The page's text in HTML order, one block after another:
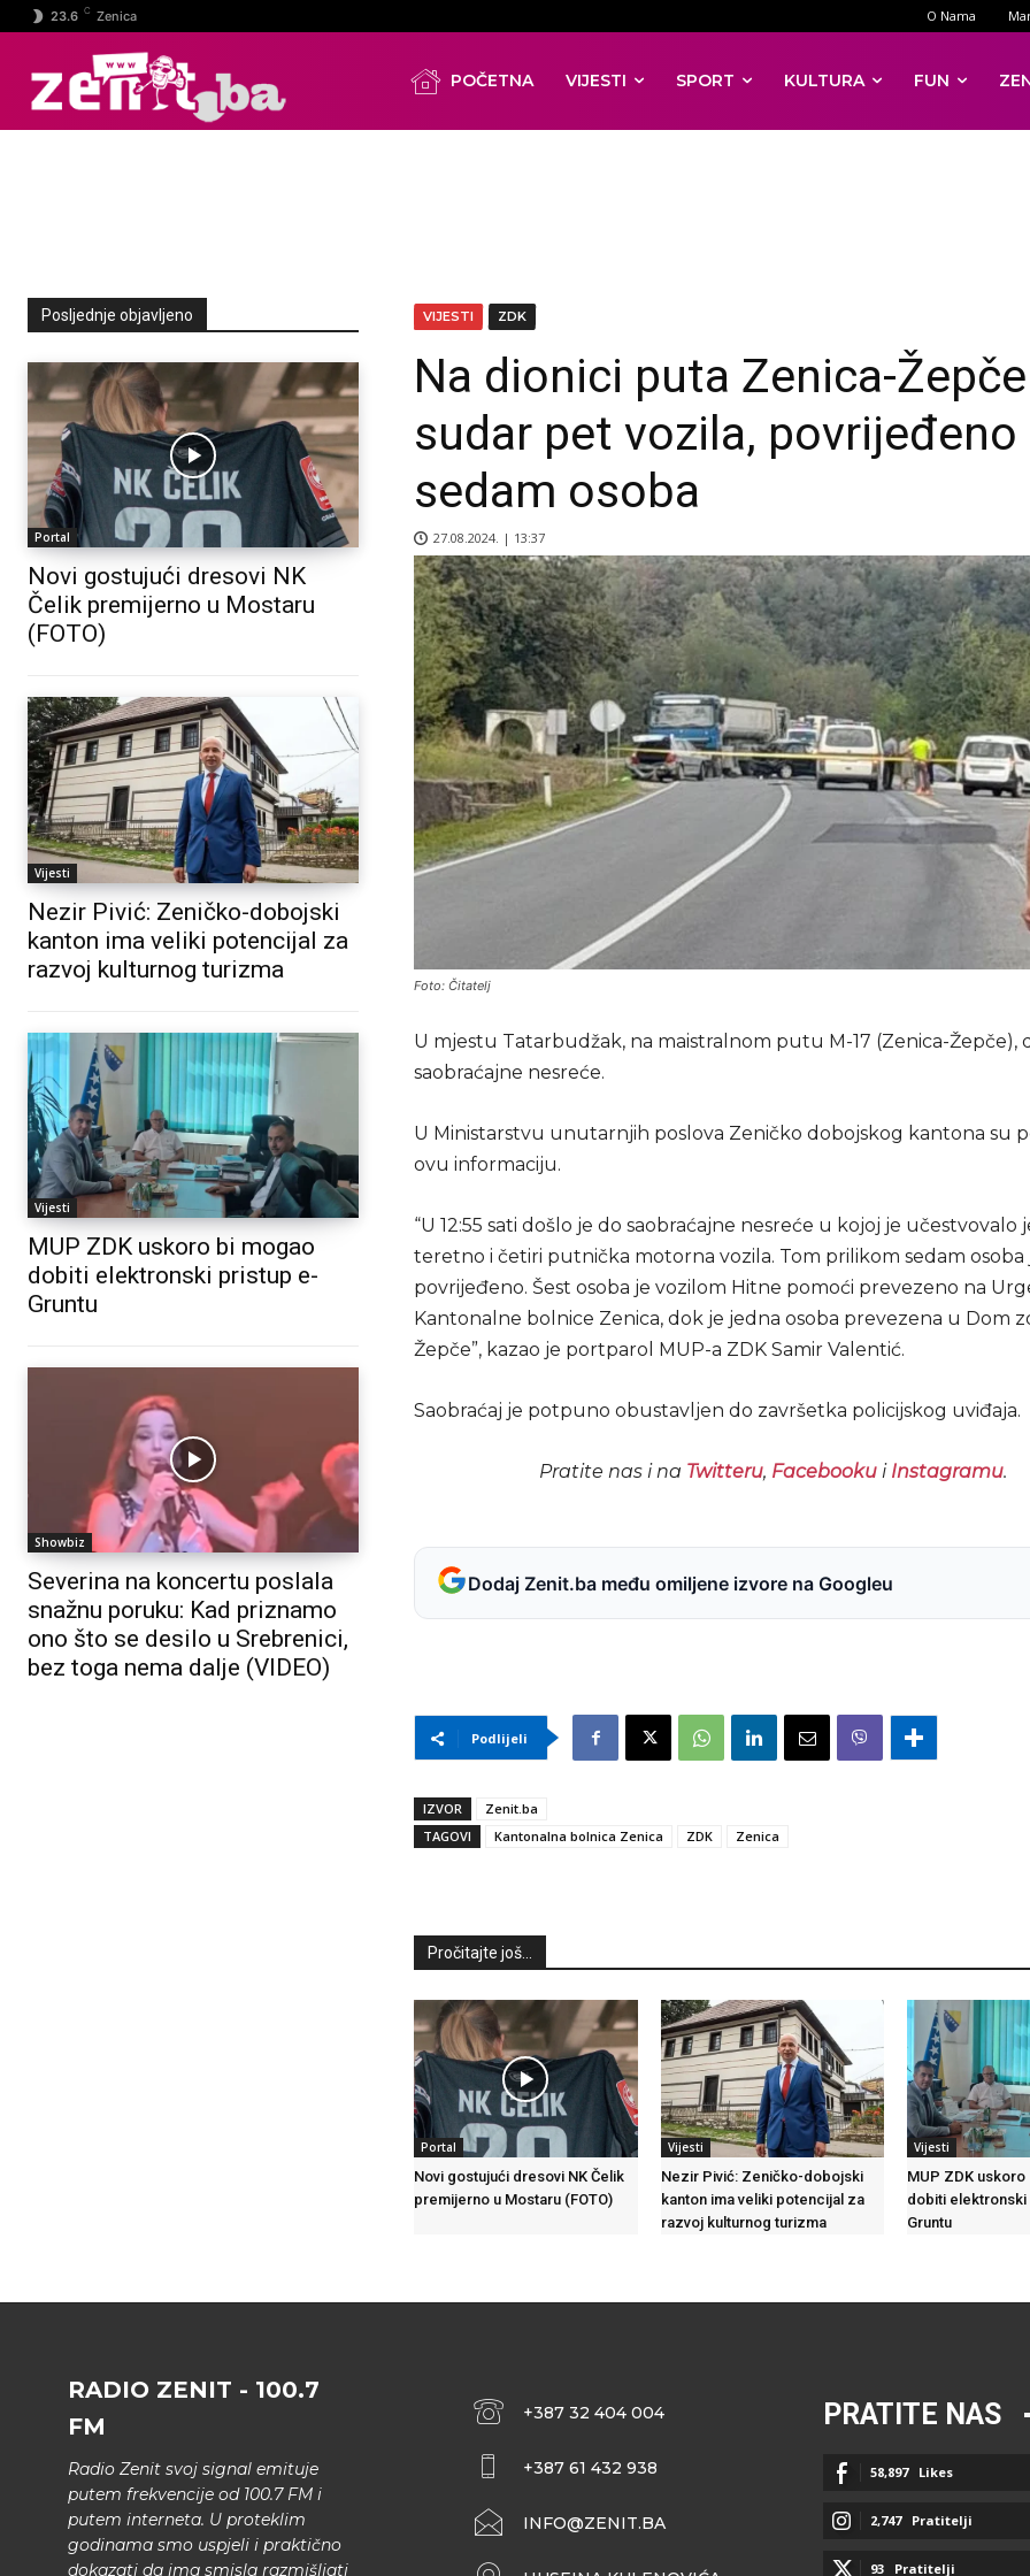
23.6 C Zenica O Nama
POČETNA VIJESTI SPORT KULTURA FUN
Posljednje objavljeno
Portal
Novi gostujući dresovi NK
Čelik premijerno u Mostaru
(FOTO)
Vijesti
Nezir Pivić: Zeničko-dobojski
kanton ima veliki potencijal za
razvoj kulturnog turizma
Vijesti
MUP ZDK uskoro bi mogao
dobiti elektronski pristup e-
Gruntu
Showbiz
Severina na koncertu poslala
snažnu poruku: Kad priznamo
ono što se desilo u Srebrenici,
bez toga nema dalje (VIDEO)
VIJESTI ZDK
Na dionici puta Zenica-Žepče
sudar pet vozila, povrijeđeno
sedam osoba
27.08.2024. | 13:37
Foto: Čitatelj
U mjestu Tatarbudžak, na maistralnom putu M-17 (Zenica-Žepče),
saobraćajne nesreće.
U Ministarstvu unutarnjih poslova Zeničko dobojskog kantona su
ovu informaciju.
“U 12:55 sati došlo je do saobraćajne nesreće u kojoj je učestvovalo
teretno i četiri putnička motorna vozila. Tom prilikom sedam osoba
povrijeđeno. Šest osoba je vozilom Hitne pomoći prevezeno na
Kantonalne bolnice Zenica, dok je jedna osoba prevezena u Dom
Žepče”, kazao je portparol MUP-a ZDK Samir Valentić.
Saobraćaj je potpuno obustavljen do završetka policijskog uviđaja.
Pratite nas i na Twitteru, Facebookui Instagramu.
Dodaj Zenit.ba među omiljene izvore na Googleu
Podlijeli
IZVOR
Zenit.ba
TAGOVI
Kantonalna bolnica Zenica ZDK Zenica
Pročitajte još...
Portal
Novi gostujući dresovi NK Čelik
premijerno u Mostaru (FOTO)
Vijesti
Nezir Pivić: Zeničko-dobojski
kanton ima veliki potencijal za
razvoj kulturnog turizma
Vijesti
MUP ZDK
dobiti
Gruntu
RADIO ZENIT - 100.7
FM
Radio Zenit svoj signal emituje
putem frekvencije od 100.7 FM i
putem interneta. U proteklim
godinama smo uspjeli i praktično
dokazati da ima smisla razmišljati
+387 32 404 004
+387 61 432 938
INFO@ZENIT.BA
PRATITE NAS
58,897 Likes
2,747 Pratitelji
93 Pratitelji